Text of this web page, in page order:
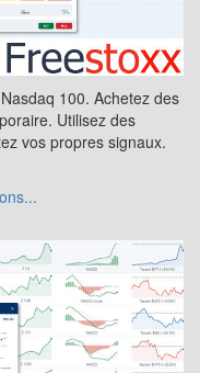
100. Achetez des
Utilisez des
vos propres signaux.